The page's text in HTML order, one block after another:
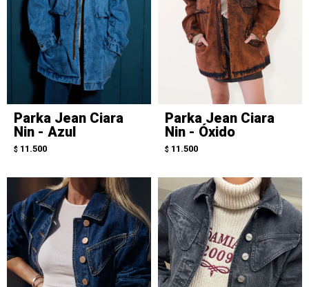
Parka Jean Ciara
Nin - Azul
$ 11.500
Parka Jean Ciara
Nin - Óxido
$ 11.500